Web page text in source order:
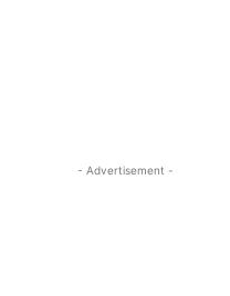
- Advertisement -